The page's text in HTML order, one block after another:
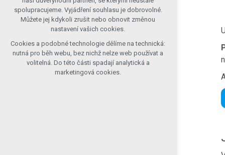
Facebook)
Více informací o cookies na našem webu
Přijmout všechny cookies
Odmítnout volitelná
spolupracujeme. Vyjádření souhlasu je dobrovolné.
Můžete jej kdykoli zrušit nebo obnovit změnou
nastavení vašich cookies.
Cookies a podobné technologie dělíme na technická:
nutná pro běh webu, bez nichž nelze web používat a
volitelná. Do této části spadají analytická a
marketingová cookies.